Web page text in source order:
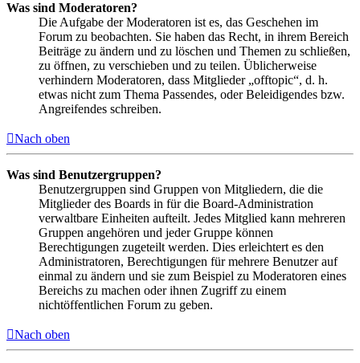
Was sind Moderatoren?
Die Aufgabe der Moderatoren ist es, das Geschehen im
Forum zu beobachten. Sie haben das Recht, in ihrem Bereich
Beiträge zu ändern und zu löschen und Themen zu schließen,
zu öffnen, zu verschieben und zu teilen. Üblicherweise
verhindern Moderatoren, dass Mitglieder „offtopic“, d. h.
etwas nicht zum Thema Passendes, oder Beleidigendes bzw.
Angreifendes schreiben.
Nach oben
Was sind Benutzergruppen?
Benutzergruppen sind Gruppen von Mitgliedern, die die
Mitglieder des Boards in für die Board-Administration
verwaltbare Einheiten aufteilt. Jedes Mitglied kann mehreren
Gruppen angehören und jeder Gruppe können
Berechtigungen zugeteilt werden. Dies erleichtert es den
Administratoren, Berechtigungen für mehrere Benutzer auf
einmal zu ändern und sie zum Beispiel zu Moderatoren eines
Bereichs zu machen oder ihnen Zugriff zu einem
nichtöffentlichen Forum zu geben.
Nach oben